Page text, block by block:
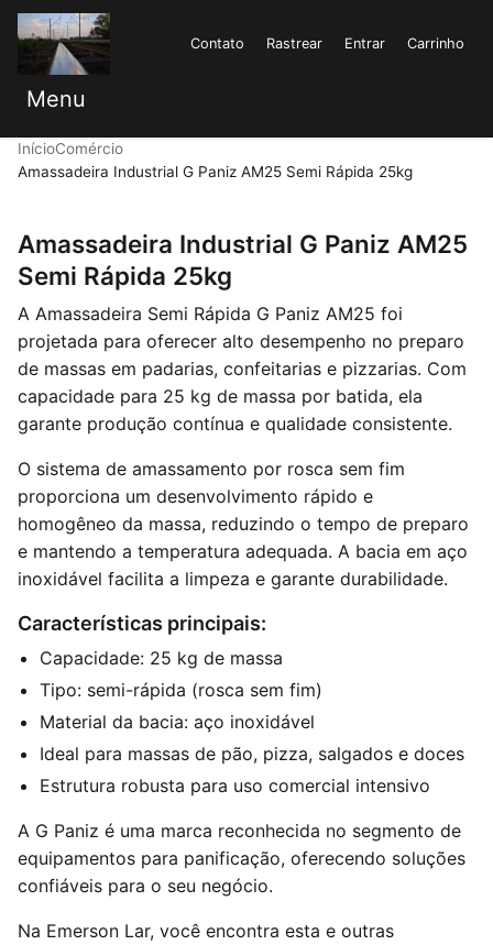
Contato Rastrear Entrar Carrinho
Menu
InícioComércio
Amassadeira Industrial G Paniz AM25 Semi Rápida 25kg
Amassadeira Industrial G Paniz AM25
Semi Rápida 25kg
A Amassadeira Semi Rápida G Paniz AM25 foi
projetada para oferecer alto desempenho no preparo
de massas em padarias, confeitarias e pizzarias. Com
capacidade para 25 kg de massa por batida, ela
garante produção contínua e qualidade consistente.
O sistema de amassamento por rosca sem fim
proporciona um desenvolvimento rápido e
homogêneo da massa, reduzindo o tempo de preparo
e mantendo a temperatura adequada. A bacia em aço
inoxidável facilita a limpeza e garante durabilidade.
Características principais:
Capacidade: 25 kg de massa
Tipo: semi-rápida (rosca sem fim)
Material da bacia: aço inoxidável
Ideal para massas de pão, pizza, salgados e doces
Estrutura robusta para uso comercial intensivo
A G Paniz é uma marca reconhecida no segmento de
equipamentos para panificação, oferecendo soluções
confiáveis para o seu negócio.
Na Emerson Lar, você encontra esta e outras